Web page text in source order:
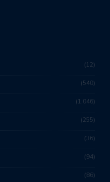
12
540
1.046
255
36
94
86